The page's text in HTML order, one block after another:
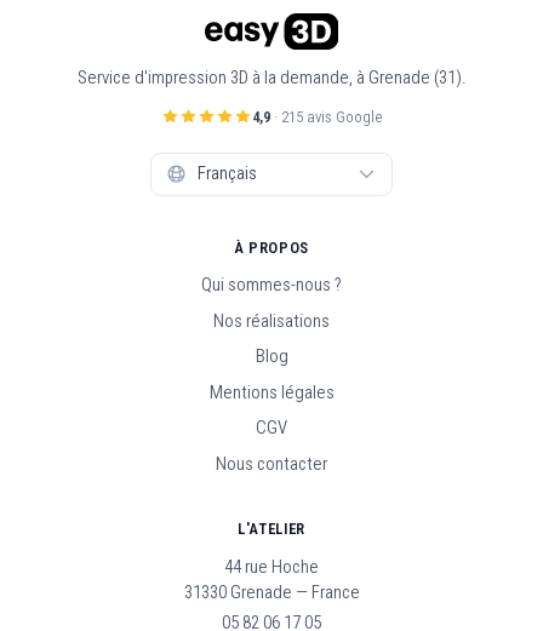
Service d'impression 3D à la demande, à Grenade (31).
4,9· 215 avis Google
À PROPOS
Qui sommes-nous ?
Nos réalisations
Blog
Mentions légales
CGV
Nous contacter
L'ATELIER
44 rue Hoche
31330 Grenade — France
05 82 06 17 05